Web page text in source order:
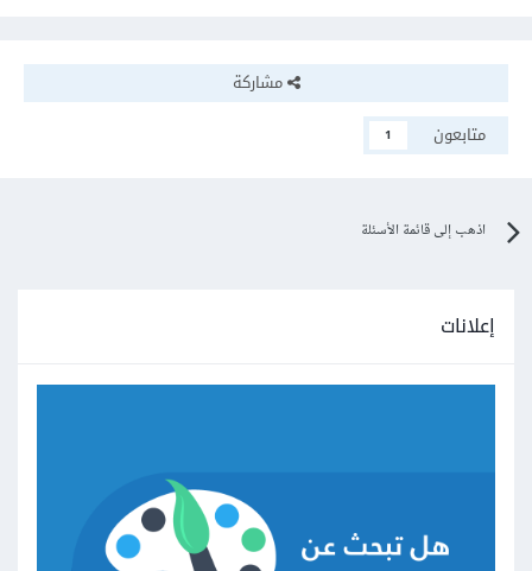
مشاركة
متابعون
1
اذهب إلى قائمة الأسئلة
إعلانات